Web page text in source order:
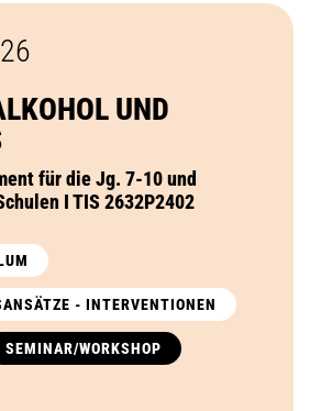
UND
für die Jg. 7-10 und
I TIS 2632P2402
- INTERVENTIONEN
SEMINAR/WORKSHOP